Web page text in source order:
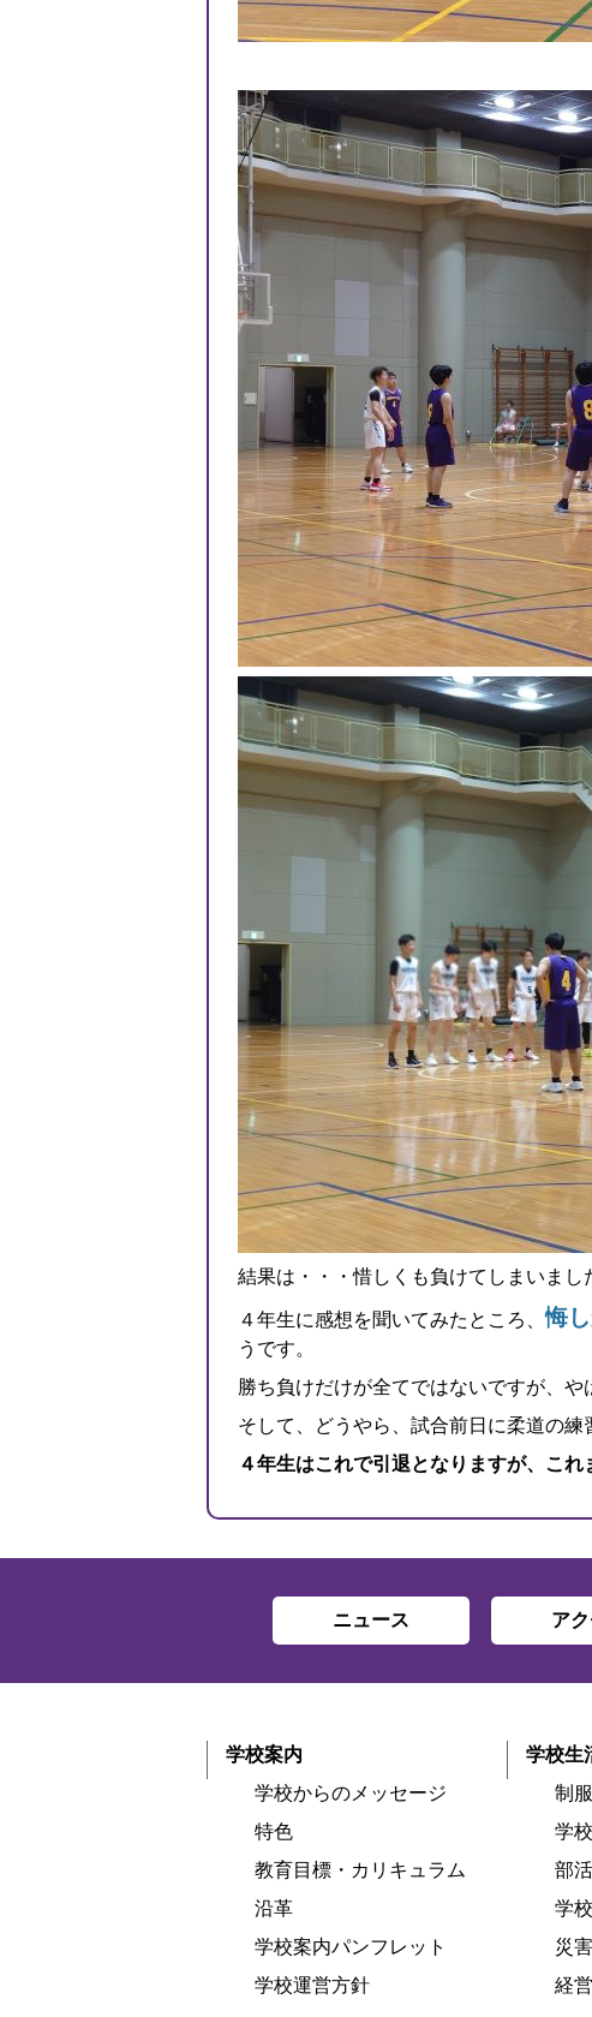
結果は・・・惜しくも負けてしまいまし
４年生に感想を聞いてみたところ、悔
うです。
勝ち負けだけが全てではないですが、や
そして、どうやら、試合前日に柔道の
４年生はこれで引退となりますが、こ
ニュース ア
学校案内
学校からのメッセージ
特色
教育目標・カリキュラム
沿革
学校案内パンフレット
学校運営方針
学校生
制
学
部
学
災
経